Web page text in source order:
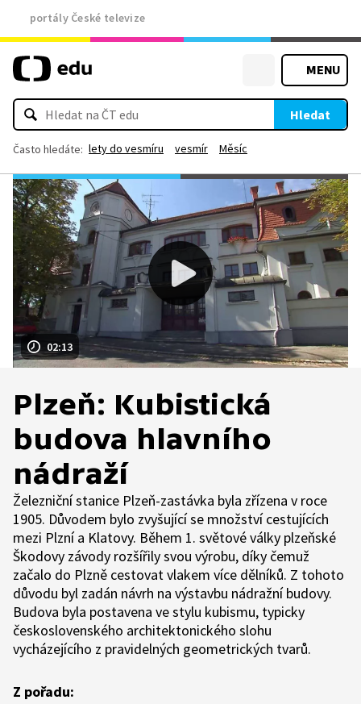
portály České televize
MENU
Hledat
Často hledáte: lety do vesmíru vesmír Měsíc
02:13
Plzeň: Kubistická
budova hlavního
nádraží
Železniční stanice Plzeň-zastávka byla zřízena v roce
1905. Důvodem bylo zvyšující se množství cestujících
mezi Plzní a Klatovy. Během 1. světové války plzeňské
Škodovy závody rozšířily svou výrobu, díky čemuž
začalo do Plzně cestovat vlakem více dělníků. Z tohoto
důvodu byl zadán návrh na výstavbu nádražní budovy.
Budova byla postavena ve stylu kubismu, typicky
československého architektonického slohu
vycházejícího z pravidelných geometrických tvarů.
Z pořadu: